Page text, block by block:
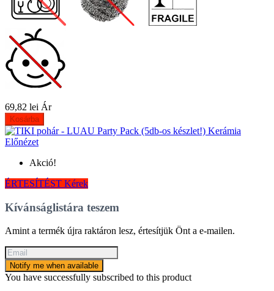
69,82 lei Ár
Kosárba
Előnézet
Akció!
ÉRTESÍTÉST Kérek
Kívánságlistára teszem
Amint a termék újra raktáron lesz, értesítjük Önt a e-mailen.
Notify me when available
You have successfully subscribed to this product